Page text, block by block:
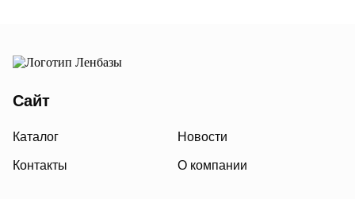
Сайт
Каталог Новости
Контакты О компании